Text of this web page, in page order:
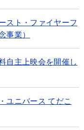
スト・ファイヤーフ
事業）
自主上映会を開催し
ユニバース てだこ